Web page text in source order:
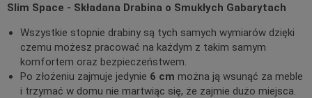
Slim Space - Składana Drabina o Smukłych Gabarytach
Wszystkie stopnie drabiny są tych samych wymiarów dzięki
czemu możesz pracować na każdym z takim samym
komfortem oraz bezpieczeństwem.
Po złożeniu zajmuje jedynie 6 cm można ją wsunąć za meble
i trzymać w domu nie martwiąc się, że zajmie dużo miejsca.